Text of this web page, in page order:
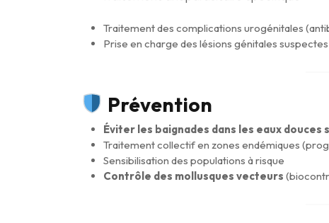
Traitement des complications urogénitales
Prise en charge des lésions génitales
Prévention
Éviter les baignades dans les eaux douces
Traitement collectif en zones endémiques
Sensibilisation des populations à risque
Contrôle des mollusques vecteurs